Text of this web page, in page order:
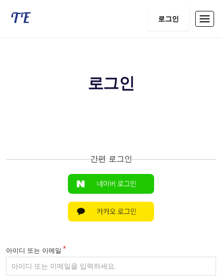
로그인
로그인
간편 로그인
아이디 또는 이메일